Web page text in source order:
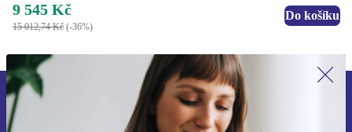
9 545 Kč
15 012,74 Kč (-36%)
Do košíku
Přihlas se k odběru našich novinek a
ušetři 400 Kč!